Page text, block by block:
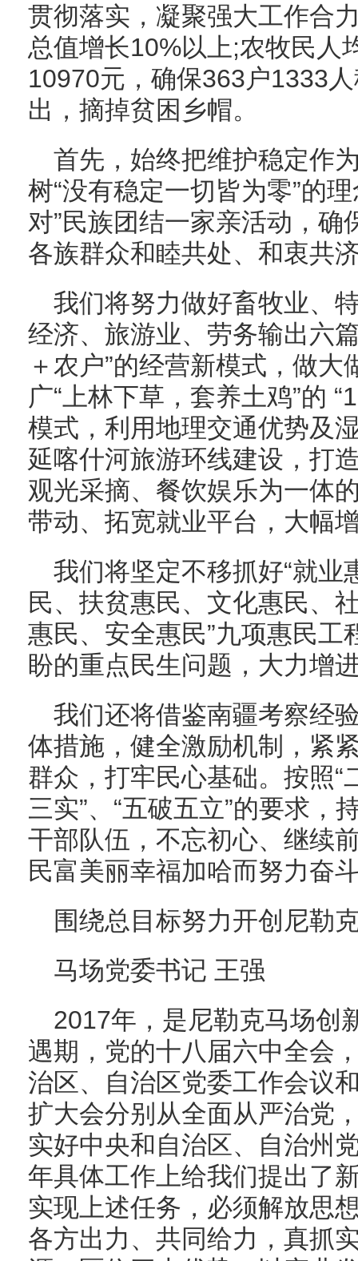
贯彻落实，凝聚强大工作合
总值增长10%以上;农牧民人
10970元，确保363户1333
出，摘掉贫困乡帽。
首先，始终把维护稳定作
树“没有稳定一切皆为零”的
对”民族团结一家亲活动，
各族群众和睦共处、和衷共
我们将努力做好畜牧业、
经济、旅游业、劳务输出六
＋农户”的经营新模式，做
广“上林下草，套养土鸡”的
模式，利用地理交通优势及
延喀什河旅游环线建设，打
观光采摘、餐饮娱乐为一体
带动、拓宽就业平台，大幅
我们将坚定不移抓好“就
民、扶贫惠民、文化惠民、
惠民、安全惠民”九项惠民
盼的重点民生问题，大力增
我们还将借鉴南疆考察经
体措施，健全激励机制，紧
群众，打牢民心基础。按照“
三实”、“五破五立”的要求，
干部队伍，不忘初心、继续
民富美丽幸福加哈而努力奋
围绕总目标努力开创尼勒
马场党委书记 王强
2017年，是尼勒克马场创
遇期，党的十八届六中全会
治区、自治区党委工作会议
扩大会分别从全面从严治党
实好中央和自治区、自治州
年具体工作上给我们提出了
实现上述任务，必须解放思
各方出力、共同给力，真抓